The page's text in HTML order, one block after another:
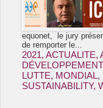
equonet, le jury
de remporter le...
2021, ACTUALITE,
DÉVELOPPEMENT
LUTTE, MONDIAL,
SUSTAINABILITY,